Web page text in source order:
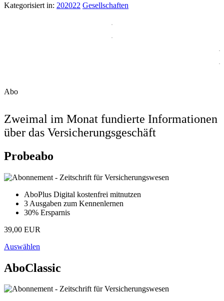
Kategorisiert in: 202022 Gesellschaften
Abo
Zweimal im Monat fundierte Informationen
über das Versicherungsgeschäft
Probeabo
AboPlus Digital kostenfrei mitnutzen
3 Ausgaben zum Kennenlernen
30% Ersparnis
39,00 EUR
Auswählen
AboClassic